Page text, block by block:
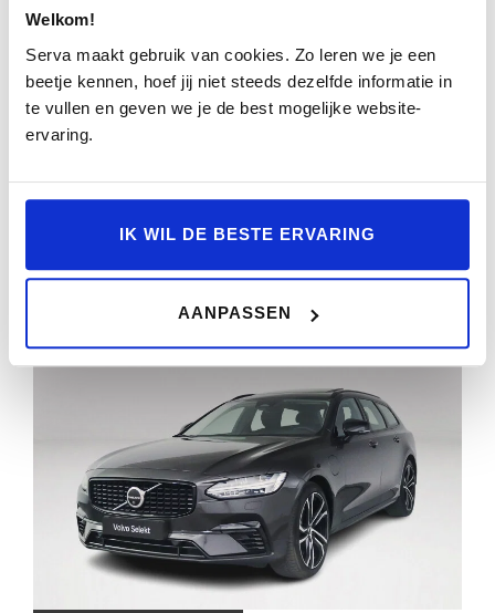
Welkom!
Serva maakt gebruik van cookies. Zo leren we je een
beetje kennen, hoef jij niet steeds dezelfde informatie in
te vullen en geven we je de best mogelijke website-
ervaring.
IK WIL DE BESTE ERVARING
AANPASSEN
DARK | SOH 100% | PANORAMADAK | 360°
CAMERA | HARMAN KARDON | HEAD-UP
DISPLAY | STOEL- EN STUURVERWA
41.338km 2025 Automaat
BEKIJKEN